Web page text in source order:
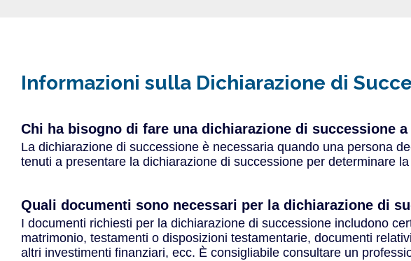
Informazioni sulla Dichiarazione di
Chi ha bisogno di fare una dichiarazione di successione a
La dichiarazione di successione è necessaria quando una persona
tenuti a presentare la dichiarazione di successione per determinare
Quali documenti sono necessari per la dichiarazione di
I documenti richiesti per la dichiarazione di successione includono
matrimonio, testamenti o disposizioni testamentarie, documenti
altri investimenti finanziari, ecc. È consigliabile consultare un